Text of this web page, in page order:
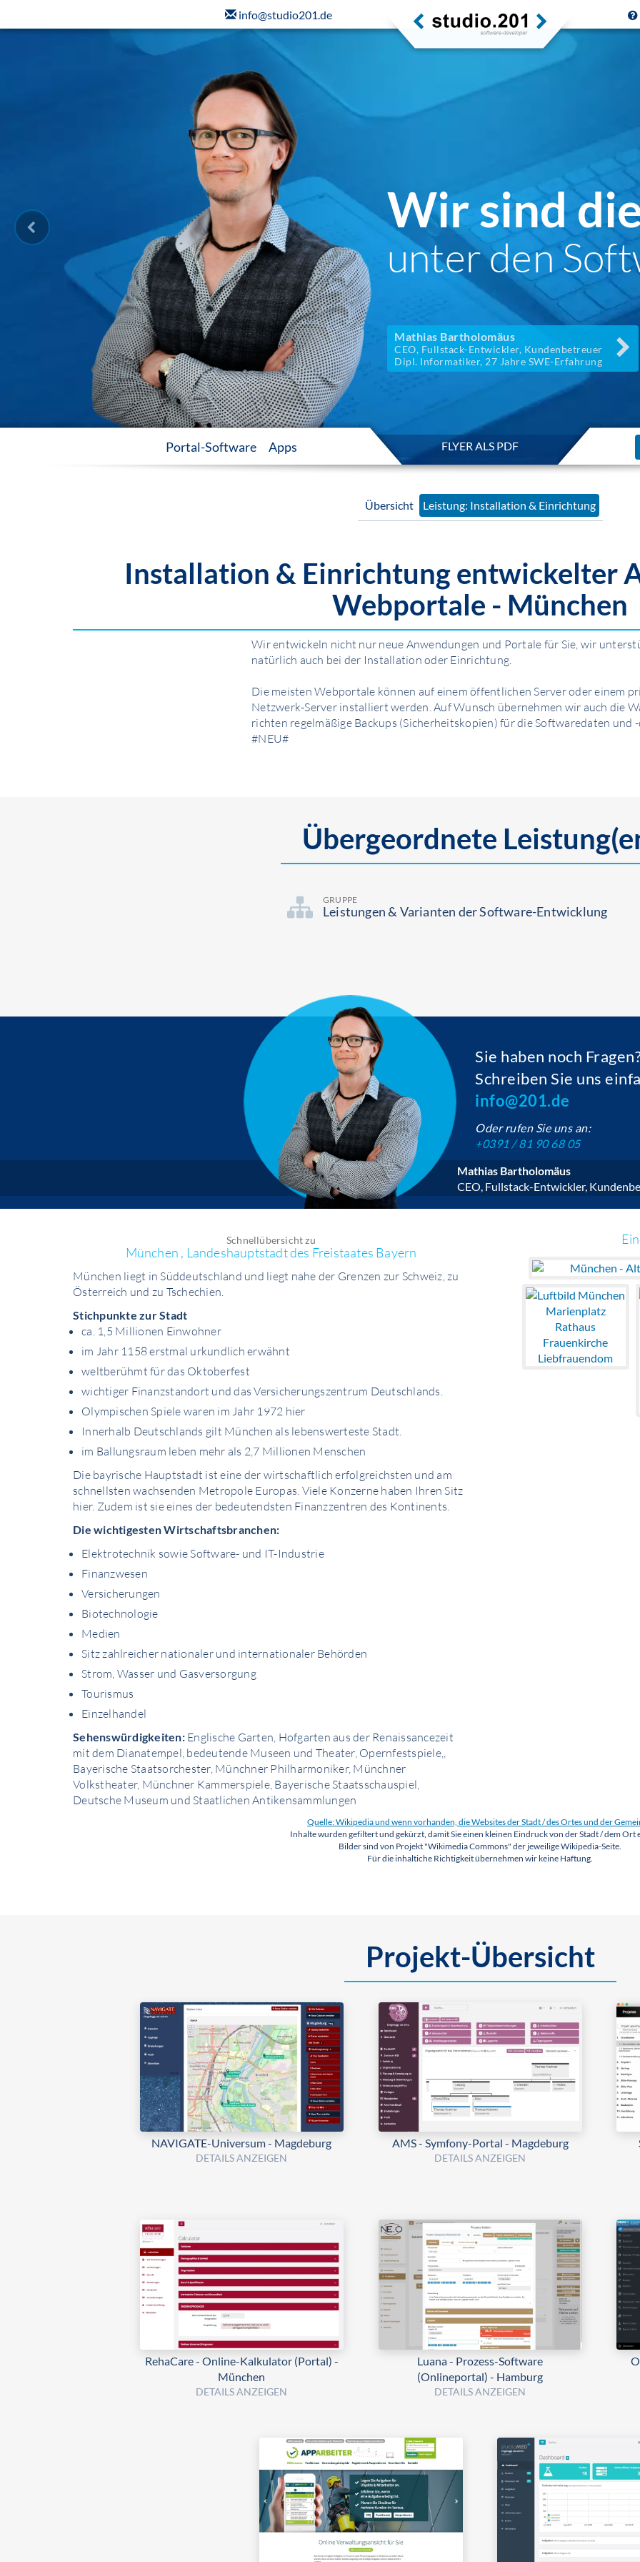
Wir sind
unter den
Mathias Bartholomäus
CEO, Fullstack-Entwickler, Kundenbetreuer
Dipl. Informatiker, 27 Jahre SWE-Erfahrung
Portal-Software Apps FLYER ALS PDF
info@studio201.de
Übersicht Leistung: Installation & Einrichtung
Installation & Einrichtung entwickelter
Webportale - München
Wir entwickeln nicht nur neue Anwendungen und Portale für Sie, wir
natürlich auch bei der Installation oder Einrichtung.
Die meisten Webportale können auf einem öffentlichen Server oder einem
Netzwerk-Server installiert werden. Auf Wunsch übernehmen wir auch die
richten regelmäßige Backups (Sicherheitskopien) für die Softwaredaten und
#NEU#
Übergeordnete
GRUPPE
Leistungen & Varianten der Software-Entwicklung
Mathias Bartholomäus
CEO, Fullstack-Entwickler,
Sie haben noch
Schreiben Sie uns
info@201.de
Oder rufen Sie uns an:
+0391 / 81 90 68 05
Schnellübersicht zu
München , Landeshauptstadt des Freistaates Bayern
München liegt in Süddeutschland und liegt nahe der Grenzen zur Schweiz, zu
Österreich und zu Tschechien.
Stichpunkte zur Stadt
ca. 1,5 Millionen Einwohner
im Jahr 1158 erstmal urkundlich erwähnt
weltberühmt für das Oktoberfest
wichtiger Finanzstandort und das Versicherungszentrum Deutschlands.
Olympischen Spiele waren im Jahr 1972 hier
Innerhalb Deutschlands gilt München als lebenswerteste Stadt.
im Ballungsraum leben mehr als 2,7 Millionen Menschen
Die bayrische Hauptstadt ist eine der wirtschaftlich erfolgreichsten und am
schnellsten wachsenden Metropole Europas. Viele Konzerne haben Ihren Sitz
hier. Zudem ist sie eines der bedeutendsten Finanzzentren des Kontinents.
Die wichtigesten Wirtschaftsbranchen:
Elektrotechnik sowie Software- und IT-Industrie
Finanzwesen
Versicherungen
Biotechnologie
Medien
Sitz zahlreicher nationaler und internationaler Behörden
Strom, Wasser und Gasversorgung
Tourismus
Einzelhandel
Sehenswürdigkeiten: Englische Garten, Hofgarten aus der Renaissancezeit
mit dem Dianatempel, bedeutende Museen und Theater, Opernfestspiele,,
Bayerische Staatsorchester, Münchner Philharmoniker, Münchner
Volkstheater, Münchner Kammerspiele, Bayerische Staatsschauspiel,
Deutsche Museum und Staatlichen Antikensammlungen
Quelle: Wikipedia und wenn vorhanden, die Websites der Stadt / des Ortes und der
Inhalte wurden gefiltert und gekürzt, damit Sie einen kleinen Eindruck von der Stadt / dem Ort
Bilder sind von Projekt "Wikimedia Commons" der jeweilige Wikipedia-Seite.
Für die inhaltiche Richtigkeit übernehmen wir keine Haftung.
Projekt-Übersicht
NAVIGATE-Universum - Magdeburg
DETAILS ANZEIGEN
AMS - Symfony-Portal - Magdeburg
DETAILS ANZEIGEN
RehaCare - Online-Kalkulator (Portal) -
München
DETAILS ANZEIGEN
Luana - Prozess-Software
(Onlineportal) - Hamburg
DETAILS ANZEIGEN